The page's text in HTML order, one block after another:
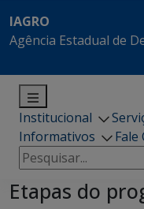
IAGRO
Agência Estadual de
Institucional
Informativos
Fale
Pesquisar
por:
Etapas do